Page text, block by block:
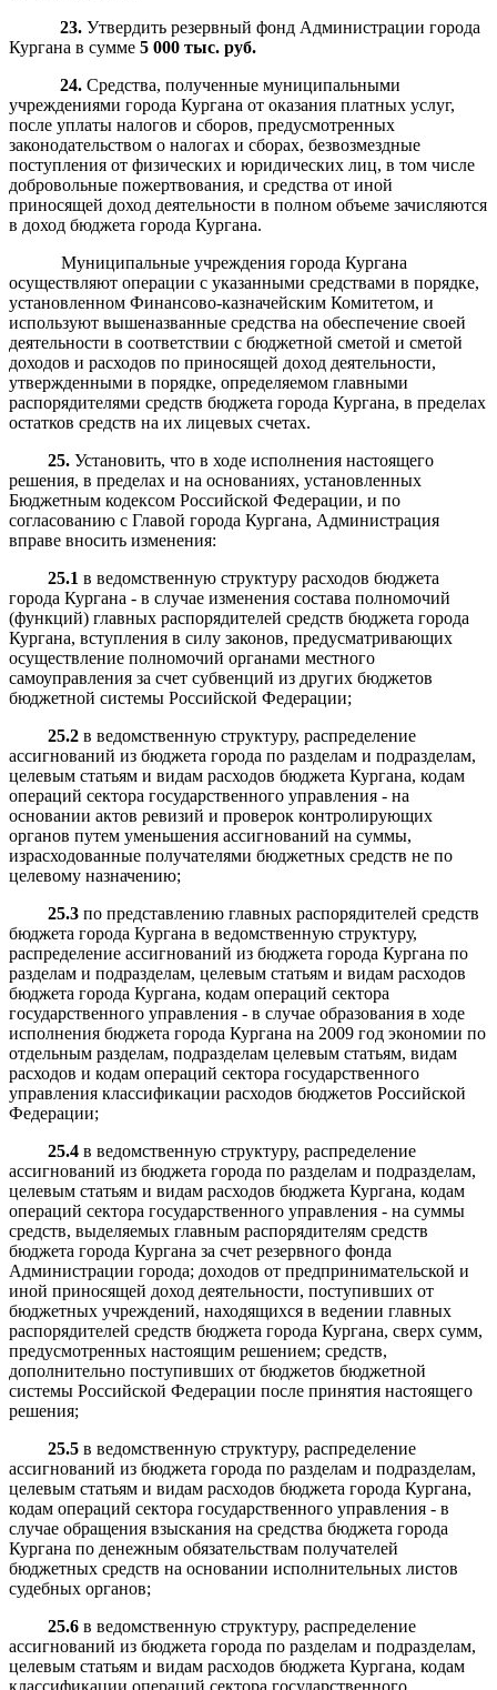
23. Утвердить резервный фонд Администрации города
Кургана в сумме 5 000 тыс. руб.
24. Средства, полученные муниципальными
учреждениями города Кургана от оказания платных услуг,
после уплаты налогов и сборов, предусмотренных
законодательством о налогах и сборах, безвозмездные
поступления от физических и юридических лиц, в том числе
добровольные пожертвования, и средства от иной
приносящей доход деятельности в полном объеме зачисляются
в доход бюджета города Кургана.
Муниципальные учреждения города Кургана
осуществляют операции с указанными средствами в порядке,
установленном Финансово-казначейским Комитетом, и
используют вышеназванные средства на обеспечение своей
деятельности в соответствии с бюджетной сметой и сметой
доходов и расходов по приносящей доход деятельности,
утвержденными в порядке, определяемом главными
распорядителями средств бюджета города Кургана, в пределах
остатков средств на их лицевых счетах.
25. Установить, что в ходе исполнения настоящего
решения, в пределах и на основаниях, установленных
Бюджетным кодексом Российской Федерации, и по
согласованию с Главой города Кургана, Администрация
вправе вносить изменения:
25.1 в ведомственную структуру расходов бюджета
города Кургана - в случае изменения состава полномочий
(функций) главных распорядителей средств бюджета города
Кургана, вступления в силу законов, предусматривающих
осуществление полномочий органами местного
самоуправления за счет субвенций из других бюджетов
бюджетной системы Российской Федерации;
25.2 в ведомственную структуру, распределение
ассигнований из бюджета города по разделам и подразделам,
целевым статьям и видам расходов бюджета Кургана, кодам
операций сектора государственного управления - на
основании актов ревизий и проверок контролирующих
органов путем уменьшения ассигнований на суммы,
израсходованные получателями бюджетных средств не по
целевому назначению;
25.3 по представлению главных распорядителей средств
бюджета города Кургана в ведомственную структуру,
распределение ассигнований из бюджета города Кургана по
разделам и подразделам, целевым статьям и видам расходов
бюджета города Кургана, кодам операций сектора
государственного управления - в случае образования в ходе
исполнения бюджета города Кургана на 2009 год экономии по
отдельным разделам, подразделам целевым статьям, видам
расходов и кодам операций сектора государственного
управления классификации расходов бюджетов Российской
Федерации;
25.4в ведомственную структуру, распределение
ассигнований из бюджета города по разделам и подразделам,
целевым статьям и видам расходов бюджета Кургана, кодам
операций сектора государственного управления - на суммы
средств, выделяемых главным распорядителям средств
бюджета города Кургана за счет резервного фонда
Администрации города; доходов от предпринимательской и
иной приносящей доход деятельности, поступивших от
бюджетных учреждений, находящихся в ведении главных
распорядителей средств бюджета города Кургана, сверх сумм,
предусмотренных настоящим решением; средств,
дополнительно поступивших от бюджетов бюджетной
системы Российской Федерации после принятия настоящего
решения;
25.5 в ведомственную структуру, распределение
ассигнований из бюджета города по разделам и подразделам,
целевым статьям и видам расходов бюджета города Кургана,
кодам операций сектора государственного управления - в
случае обращения взыскания на средства бюджета города
Кургана по денежным обязательствам получателей
бюджетных средств на основании исполнительных листов
судебных органов;
25.6 в ведомственную структуру, распределение
ассигнований из бюджета города по разделам и подразделам,
целевым статьям и видам расходов бюджета Кургана, кодам
классификации операций сектора государственного